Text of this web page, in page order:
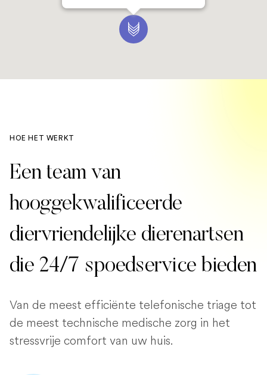
HOE HET WERKT
Een team van
hooggekwalificeerde
diervriendelijke dierenartsen
die 24/7 spoedservice bieden
Van de meest efficiënte telefonische triage tot
de meest technische medische zorg in het
stressvrije comfort van uw huis.